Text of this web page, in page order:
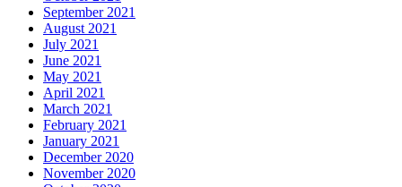
September 2021
August 2021
July 2021
June 2021
May 2021
April 2021
March 2021
February 2021
January 2021
December 2020
November 2020